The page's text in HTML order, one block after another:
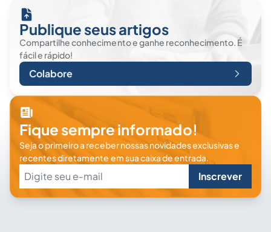
Publique seus artigos
Compartilhe conhecimento e ganhe reconhecimento. É
fácil e rápido!
Colabore
Fique sempre informado!
Seja o primeiro a receber nossas novidades exclusivas e
recentes diretamente em sua caixa de entrada.
Inscrever